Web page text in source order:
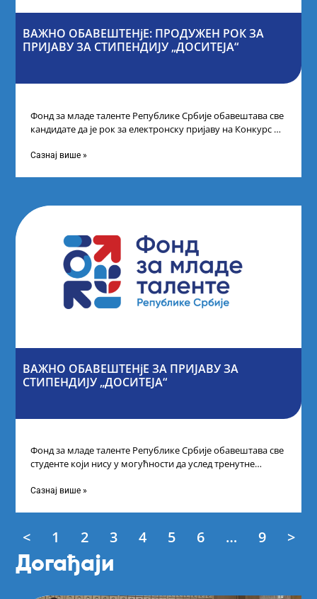
ВАЖНО ОБАВЕШТЕНјЕ: ПРОДУЖЕН РОК ЗА
ПРИЈАВУ ЗА СТИПЕНДИЈУ „ДОСИТЕЈА“
Фонд за младе таленте Републике Србије обавештава све
кандидате да је рок за електронску пријаву на Конкурс за
Сазнај више »
ВАЖНО ОБАВЕШТЕНјЕ ЗА ПРИЈАВУ ЗА
СТИПЕНДИЈУ „ДОСИТЕЈА“
Фонд за младе таленте Републике Србије обавештава све
студенте који нису у могућности да услед тренутне
Сазнај више »
< 1 2 3 4 5 6 … 9 >
Догађаји